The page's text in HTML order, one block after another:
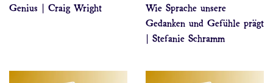
Genius | Craig Wright
Wie Sprache unsere
Gedanken und Gefühle prägt
| Stefanie Schramm